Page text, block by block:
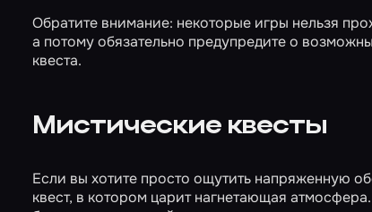
Обратите внимание: некоторые игры нельзя
а потому обязательно предупредите о
квеста.
Мистические квесты
Если вы хотите просто ощутить напряженную
квест, в котором царит нагнетающая